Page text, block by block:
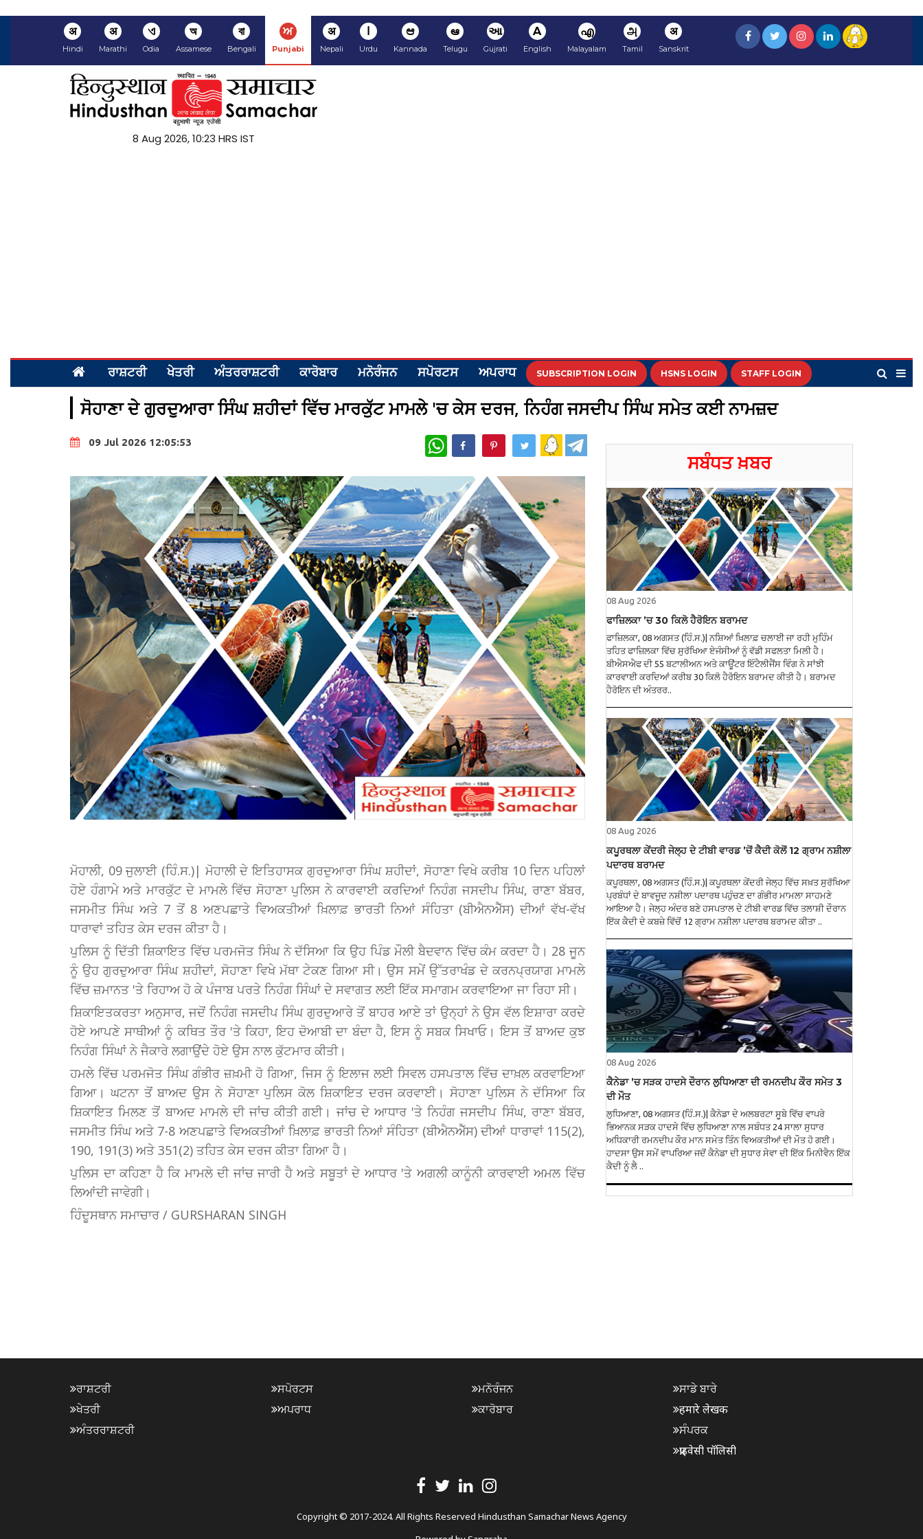
अ
Hindi
अ
Marathi
ଏ
Odia
অ
Assamese
বা
Bengali
ਅ
Punjabi
अ
Nepali
ا
Urdu
ಆ
Kannada
ఆ
Telugu
આ
Gujrati
A
English
എ
Malayalam
அ
Tamil
अ
Sanskrit
8 Aug 2026, 10:23 HRS IST
ਰਾਸ਼ਟਰੀ ਖੇਤਰੀ ਅੰਤਰਰਾਸ਼ਟਰੀ ਕਾਰੋਬਾਰ ਮਨੋਰੰਜਨ ਸਪੋਰਟਸ ਅਪਰਾਧ SUBSCRIPTION LOGIN HSNS LOGIN STAFF LOGIN
ਸੋਹਾਣਾ ਦੇ ਗੁਰਦੁਆਰਾ ਸਿੰਘ ਸ਼ਹੀਦਾਂ ਵਿੱਚ ਮਾਰਕੁੱਟ ਮਾਮਲੇ 'ਚ ਕੇਸ ਦਰਜ, ਨਿਹੰਗ ਜਸਦੀਪ ਸਿੰਘ ਸਮੇਤ ਕਈ ਨਾਮਜ਼ਦ
09 Jul 2026 12:05:53 WhatsApp
ਮੋਹਾਲੀ, 09 ਜੁਲਾਈ (ਹਿੰ.ਸ.)| ਮੋਹਾਲੀ ਦੇ ਇਤਿਹਾਸਕ ਗੁਰਦੁਆਰਾ ਸਿੰਘ ਸ਼ਹੀਦਾਂ, ਸੋਹਾਣਾ ਵਿਖੇ ਕਰੀਬ 10 ਦਿਨ ਪਹਿਲਾਂ
ਹੋਏ ਹੰਗਾਮੇ ਅਤੇ ਮਾਰਕੁੱਟ ਦੇ ਮਾਮਲੇ ਵਿੱਚ ਸੋਹਾਣਾ ਪੁਲਿਸ ਨੇ ਕਾਰਵਾਈ ਕਰਦਿਆਂ ਨਿਹੰਗ ਜਸਦੀਪ ਸਿੰਘ, ਰਾਣਾ ਬੱਬਰ,
ਜਸਮੀਤ ਸਿੰਘ ਅਤੇ 7 ਤੋਂ 8 ਅਣਪਛਾਤੇ ਵਿਅਕਤੀਆਂ ਖ਼ਿਲਾਫ਼ ਭਾਰਤੀ ਨਿਆਂ ਸੰਹਿਤਾ (ਬੀਐਨਐੱਸ) ਦੀਆਂ ਵੱਖ-ਵੱਖ
ਧਾਰਾਵਾਂ ਤਹਿਤ ਕੇਸ ਦਰਜ ਕੀਤਾ ਹੈ।
ਪੁਲਿਸ ਨੂੰ ਦਿੱਤੀ ਸ਼ਿਕਾਇਤ ਵਿੱਚ ਪਰਮਜੋਤ ਸਿੰਘ ਨੇ ਦੱਸਿਆ ਕਿ ਉਹ ਪਿੰਡ ਮੌਲੀ ਬੈਦਵਾਨ ਵਿੱਚ ਕੰਮ ਕਰਦਾ ਹੈ। 28 ਜੂਨ
ਨੂੰ ਉਹ ਗੁਰਦੁਆਰਾ ਸਿੰਘ ਸ਼ਹੀਦਾਂ, ਸੋਹਾਣਾ ਵਿਖੇ ਮੱਥਾ ਟੇਕਣ ਗਿਆ ਸੀ। ਉਸ ਸਮੇਂ ਉੱਤਰਾਖੰਡ ਦੇ ਕਰਨਪ੍ਰਯਾਗ ਮਾਮਲੇ
ਵਿੱਚ ਜ਼ਮਾਨਤ 'ਤੇ ਰਿਹਾਅ ਹੋ ਕੇ ਪੰਜਾਬ ਪਰਤੇ ਨਿਹੰਗ ਸਿੰਘਾਂ ਦੇ ਸਵਾਗਤ ਲਈ ਇੱਕ ਸਮਾਗਮ ਕਰਵਾਇਆ ਜਾ ਰਿਹਾ ਸੀ।
ਸ਼ਿਕਾਇਤਕਰਤਾ ਅਨੁਸਾਰ, ਜਦੋਂ ਨਿਹੰਗ ਜਸਦੀਪ ਸਿੰਘ ਗੁਰਦੁਆਰੇ ਤੋਂ ਬਾਹਰ ਆਏ ਤਾਂ ਉਨ੍ਹਾਂ ਨੇ ਉਸ ਵੱਲ ਇਸ਼ਾਰਾ ਕਰਦੇ
ਹੋਏ ਆਪਣੇ ਸਾਥੀਆਂ ਨੂੰ ਕਥਿਤ ਤੌਰ 'ਤੇ ਕਿਹਾ, ਇਹ ਦੋਆਬੀ ਦਾ ਬੰਦਾ ਹੈ, ਇਸ ਨੂੰ ਸਬਕ ਸਿਖਾਓ। ਇਸ ਤੋਂ ਬਾਅਦ ਕੁਝ
ਨਿਹੰਗ ਸਿੰਘਾਂ ਨੇ ਜੈਕਾਰੇ ਲਗਾਉਂਦੇ ਹੋਏ ਉਸ ਨਾਲ ਕੁੱਟਮਾਰ ਕੀਤੀ।
ਹਮਲੇ ਵਿੱਚ ਪਰਮਜੋਤ ਸਿੰਘ ਗੰਭੀਰ ਜ਼ਖ਼ਮੀ ਹੋ ਗਿਆ, ਜਿਸ ਨੂੰ ਇਲਾਜ ਲਈ ਸਿਵਲ ਹਸਪਤਾਲ ਵਿੱਚ ਦਾਖ਼ਲ ਕਰਵਾਇਆ
ਗਿਆ। ਘਟਨਾ ਤੋਂ ਬਾਅਦ ਉਸ ਨੇ ਸੋਹਾਣਾ ਪੁਲਿਸ ਕੋਲ ਸ਼ਿਕਾਇਤ ਦਰਜ ਕਰਵਾਈ। ਸੋਹਾਣਾ ਪੁਲਿਸ ਨੇ ਦੱਸਿਆ ਕਿ
ਸ਼ਿਕਾਇਤ ਮਿਲਣ ਤੋਂ ਬਾਅਦ ਮਾਮਲੇ ਦੀ ਜਾਂਚ ਕੀਤੀ ਗਈ। ਜਾਂਚ ਦੇ ਆਧਾਰ 'ਤੇ ਨਿਹੰਗ ਜਸਦੀਪ ਸਿੰਘ, ਰਾਣਾ ਬੱਬਰ,
ਜਸਮੀਤ ਸਿੰਘ ਅਤੇ 7-8 ਅਣਪਛਾਤੇ ਵਿਅਕਤੀਆਂ ਖ਼ਿਲਾਫ਼ ਭਾਰਤੀ ਨਿਆਂ ਸੰਹਿਤਾ (ਬੀਐਨਐੱਸ) ਦੀਆਂ ਧਾਰਾਵਾਂ 115(2),
190, 191(3) ਅਤੇ 351(2) ਤਹਿਤ ਕੇਸ ਦਰਜ ਕੀਤਾ ਗਿਆ ਹੈ।
ਪੁਲਿਸ ਦਾ ਕਹਿਣਾ ਹੈ ਕਿ ਮਾਮਲੇ ਦੀ ਜਾਂਚ ਜਾਰੀ ਹੈ ਅਤੇ ਸਬੂਤਾਂ ਦੇ ਆਧਾਰ 'ਤੇ ਅਗਲੀ ਕਾਨੂੰਨੀ ਕਾਰਵਾਈ ਅਮਲ ਵਿੱਚ
ਲਿਆਂਦੀ ਜਾਵੇਗੀ।
ਹਿੰਦੂਸਥਾਨ ਸਮਾਚਾਰ / GURSHARAN SINGH
ਸਬੰਧਤ ਖ਼ਬਰ
08 Aug 2026
ਫਾਜ਼ਿਲਕਾ ’ਚ 30 ਕਿਲੋ ਹੈਰੋਇਨ ਬਰਾਮਦ
ਫਾਜ਼ਿਲਕਾ, 08 ਅਗਸਤ (ਹਿੰ.ਸ.)| ਨਸ਼ਿਆਂ ਖ਼ਿਲਾਫ਼ ਚਲਾਈ ਜਾ ਰਹੀ ਮੁਹਿੰਮ
ਤਹਿਤ ਫਾਜ਼ਿਲਕਾ ਵਿੱਚ ਸੁਰੱਖਿਆ ਏਜੰਸੀਆਂ ਨੂੰ ਵੱਡੀ ਸਫਲਤਾ ਮਿਲੀ ਹੈ।
ਬੀਐਸਐਫ ਦੀ 55 ਬਟਾਲੀਅਨ ਅਤੇ ਕਾਊਂਟਰ ਇੰਟੈਲੀਜੈਂਸ ਵਿੰਗ ਨੇ ਸਾਂਝੀ
ਕਾਰਵਾਈ ਕਰਦਿਆਂ ਕਰੀਬ 30 ਕਿਲੋ ਹੈਰੋਇਨ ਬਰਾਮਦ ਕੀਤੀ ਹੈ। ਬਰਾਮਦ
ਹੈਰੋਇਨ ਦੀ ਅੰਤਰਰ..
08 Aug 2026
ਕਪੂਰਥਲਾ ਕੇਂਦਰੀ ਜੇਲ੍ਹ ਦੇ ਟੀਬੀ ਵਾਰਡ ’ਚੋਂ ਕੈਦੀ ਕੋਲੋਂ 12 ਗ੍ਰਾਮ ਨਸ਼ੀਲਾ
ਪਦਾਰਥ ਬਰਾਮਦ
ਕਪੂਰਥਲਾ, 08 ਅਗਸਤ (ਹਿੰ.ਸ.)| ਕਪੂਰਥਲਾ ਕੇਂਦਰੀ ਜੇਲ੍ਹ ਵਿੱਚ ਸਖ਼ਤ ਸੁਰੱਖਿਆ
ਪ੍ਰਬੰਧਾਂ ਦੇ ਬਾਵਜੂਦ ਨਸ਼ੀਲਾ ਪਦਾਰਥ ਪਹੁੰਚਣ ਦਾ ਗੰਭੀਰ ਮਾਮਲਾ ਸਾਹਮਣੇ
ਆਇਆ ਹੈ। ਜੇਲ੍ਹ ਅੰਦਰ ਬਣੇ ਹਸਪਤਾਲ ਦੇ ਟੀਬੀ ਵਾਰਡ ਵਿੱਚ ਤਲਾਸ਼ੀ ਦੌਰਾਨ
ਇੱਕ ਕੈਦੀ ਦੇ ਕਬਜ਼ੇ ਵਿੱਚੋਂ 12 ਗ੍ਰਾਮ ਨਸ਼ੀਲਾ ਪਦਾਰਥ ਬਰਾਮਦ ਕੀਤਾ ..
08 Aug 2026
ਕੈਨੇਡਾ ’ਚ ਸੜਕ ਹਾਦਸੇ ਦੌਰਾਨ ਲੁਧਿਆਣਾ ਦੀ ਰਮਨਦੀਪ ਕੌਰ ਸਮੇਤ 3
ਦੀ ਮੌਤ
ਲੁਧਿਆਣਾ, 08 ਅਗਸਤ (ਹਿੰ.ਸ.)| ਕੈਨੇਡਾ ਦੇ ਅਲਬਰਟਾ ਸੂਬੇ ਵਿੱਚ ਵਾਪਰੇ
ਭਿਆਨਕ ਸੜਕ ਹਾਦਸੇ ਵਿੱਚ ਲੁਧਿਆਣਾ ਨਾਲ ਸਬੰਧਤ 24 ਸਾਲਾ ਸੁਧਾਰ
ਅਧਿਕਾਰੀ ਰਮਨਦੀਪ ਕੌਰ ਮਾਨ ਸਮੇਤ ਤਿੰਨ ਵਿਅਕਤੀਆਂ ਦੀ ਮੌਤ ਹੋ ਗਈ।
ਹਾਦਸਾ ਉਸ ਸਮੇਂ ਵਾਪਰਿਆ ਜਦੋਂ ਕੈਨੇਡਾ ਦੀ ਸੁਧਾਰ ਸੇਵਾ ਦੀ ਇੱਕ ਮਿਨੀਵੈਨ ਇੱਕ
ਕੈਦੀ ਨੂੰ ਲੈ ..
ਰਾਸ਼ਟਰੀ
ਖੇਤਰੀ
ਅੰਤਰਰਾਸ਼ਟਰੀ
ਸਪੋਰਟਸ
ਅਪਰਾਧ
ਮਨੋਰੰਜਨ
ਕਾਰੋਬਾਰ
ਸਾਡੇ ਬਾਰੇ
हमारे लेखक
ਸੰਪਰਕ
प्राइवेसी पॉलिसी
Copyright © 2017-2024. All Rights Reserved Hindusthan Samachar News Agency